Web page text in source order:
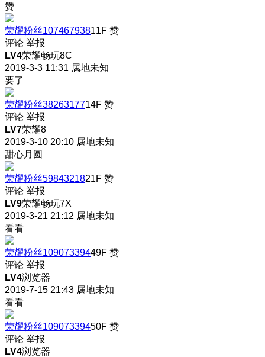
赞
荣耀粉丝10746793811F 赞
评论 举报
LV4荣耀畅玩8C
2019-3-3 11:31 属地未知
要了
荣耀粉丝3826317714F 赞
评论 举报
LV7荣耀8
2019-3-10 20:10 属地未知
甜心月圆
荣耀粉丝5984321821F 赞
评论 举报
LV9荣耀畅玩7X
2019-3-21 21:12 属地未知
看看
荣耀粉丝10907339449F 赞
评论 举报
LV4浏览器
2019-7-15 21:43 属地未知
看看
荣耀粉丝10907339450F 赞
评论 举报
LV4浏览器